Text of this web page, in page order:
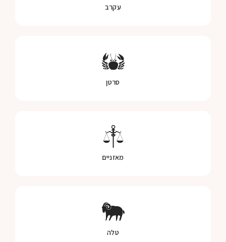
עקרב
סרטן
מאזניים
טלה